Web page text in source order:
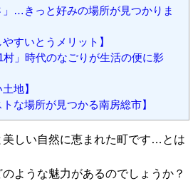
」…きっと好みの場所が見つかりま
すいとうメリット】
村」時代のなごりが生活の便に影
地】
な場所が見つかる南房総市】
しい自然に恵まれた町です…とは
ような魅力があるのでしょうか？